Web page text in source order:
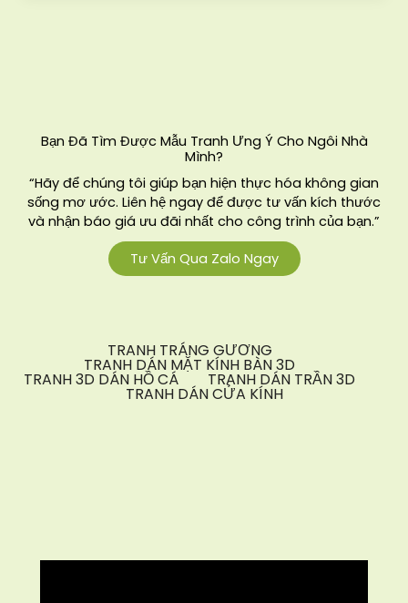
Bạn Đã Tìm Được Mẫu Tranh Ưng Ý Cho Ngôi Nhà
Mình?
“Hãy để chúng tôi giúp bạn hiện thực hóa không gian
sống mơ ước. Liên hệ ngay để được tư vấn kích thước
và nhận báo giá ưu đãi nhất cho công trình của bạn.”
Tư Vấn Qua Zalo Ngay
TRANH TRÁNG GƯƠNG
TRANH DÁN MẶT KÍNH BÀN 3D
TRANH 3D DÁN HỒ CÁ TRANH DÁN TRẦN 3D
TRANH DÁN CỬA KÍNH